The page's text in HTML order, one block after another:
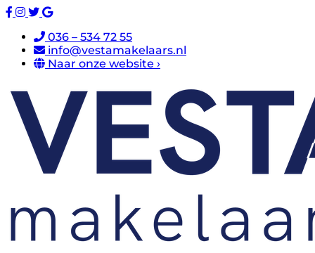
036 – 534 72 55
info@vestamakelaars.nl
Naar onze website ›